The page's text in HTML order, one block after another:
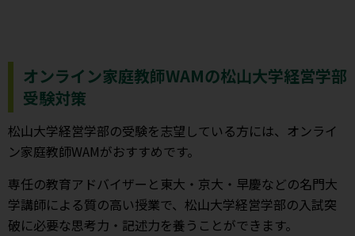
オンライン家庭教師WAMの松山大学経営学部
受験対策
松山大学経営学部の受験を志望している方には、オンライ
ン家庭教師WAMがおすすめです。
専任の教育アドバイザーと東大・京大・早慶などの名門大
学講師による質の高い授業で、松山大学経営学部の入試突
破に必要な思考力・記述力を養うことができます。